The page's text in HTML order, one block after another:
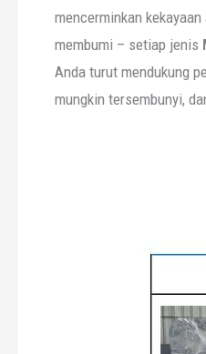
mencerminkan
membumi – setiap jenis
Anda turut mendukung
mungkin tersembunyi,